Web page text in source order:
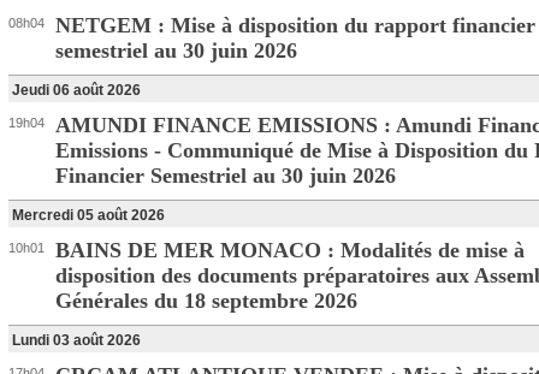
08h04
NETGEM : Mise à disposition du rapport financier
semestriel au 30 juin 2026
Jeudi 06 août 2026
19h04
AMUNDI FINANCE EMISSIONS : Amundi
Emissions - Communiqué de Mise à Disposition du
Financier Semestriel au 30 juin 2026
Mercredi 05 août 2026
10h01
BAINS DE MER MONACO : Modalités de mise à
disposition des documents préparatoires aux
Générales du 18 septembre 2026
Lundi 03 août 2026